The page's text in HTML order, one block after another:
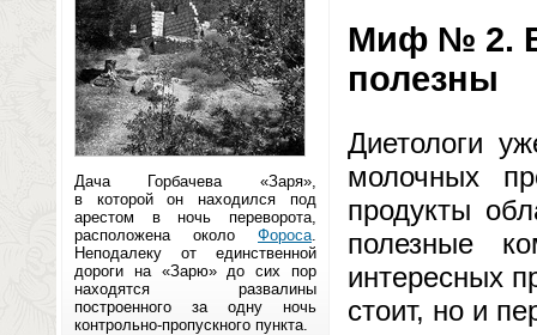
Дача Горбачева «Заря»,
в которой он находился под
арестом в ночь переворота,
расположена около Фороса.
Неподалеку от единственной
дороги на «Зарю» до сих пор
находятся развалины
построенного за одну ночь
контрольно-пропускного пункта.
Миф № 2.
полезны
Диетологи
молочных
продукты
полезные
интересных
стоит, но и